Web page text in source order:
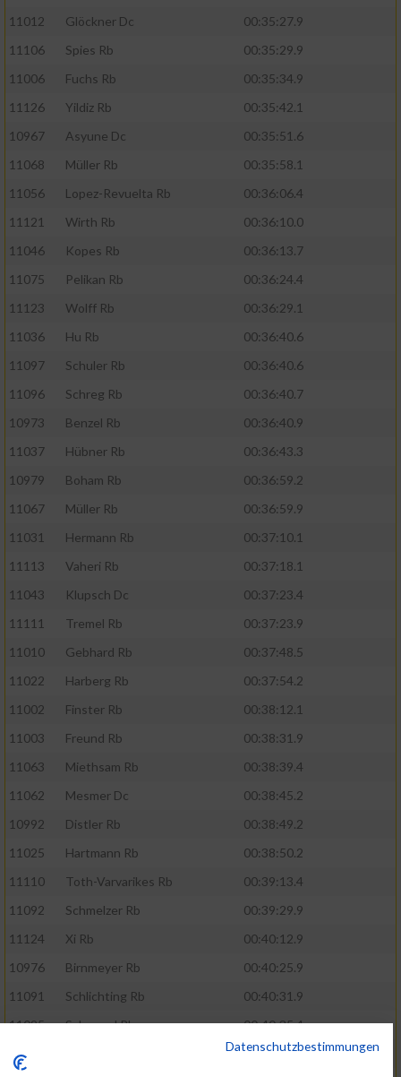
11012
Glöckner Dc
00:35:27.9
11106
Spies Rb
00:35:29.9
11006
Fuchs Rb
00:35:34.9
11126
Yildiz Rb
00:35:42.1
10967
Asyune Dc
00:35:51.6
11068
Müller Rb
00:35:58.1
11056
Lopez-Revuelta Rb
00:36:06.4
11121
Wirth Rb
00:36:10.0
11046
Kopes Rb
00:36:13.7
11075
Pelikan Rb
00:36:24.4
11123
Wolff Rb
00:36:29.1
11036
Hu Rb
00:36:40.6
11097
Schuler Rb
00:36:40.6
11096
Schreg Rb
00:36:40.7
10973
Benzel Rb
00:36:40.9
11037
Hübner Rb
00:36:43.3
10979
Boham Rb
00:36:59.2
11067
Müller Rb
00:36:59.9
11031
Hermann Rb
00:37:10.1
11113
Vaheri Rb
00:37:18.1
11043
Klupsch Dc
00:37:23.4
11111
Tremel Rb
00:37:23.9
11010
Gebhard Rb
00:37:48.5
11022
Harberg Rb
00:37:54.2
11002
Finster Rb
00:38:12.1
11003
Freund Rb
00:38:31.9
11063
Miethsam Rb
00:38:39.4
11062
Mesmer Dc
00:38:45.2
10992
Distler Rb
00:38:49.2
11025
Hartmann Rb
00:38:50.2
11110
Toth-Varvarikes Rb
00:39:13.4
11092
Schmelzer Rb
00:39:29.9
11124
Xi Rb
00:40:12.9
10976
Birnmeyer Rb
00:40:25.9
11091
Schlichting Rb
00:40:31.9
11095
Schoppel Rb
00:40:35.4
11107
00:41:03.7
Datenschutzbestimmungen